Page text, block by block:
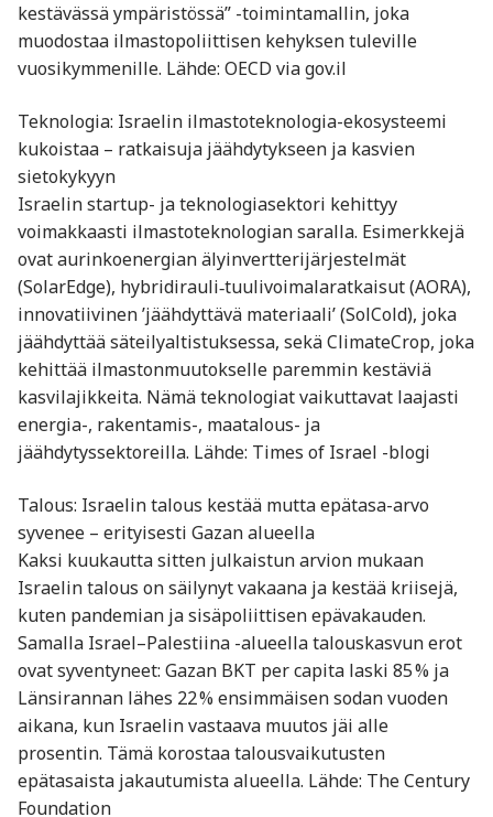
kestävässä ympäristössä” -toimintamallin, joka
muodostaa ilmastopoliittisen kehyksen tuleville
vuosikymmenille. Lähde: OECD via gov.il
Teknologia: Israelin ilmastoteknologia-ekosysteemi
kukoistaa – ratkaisuja jäähdytykseen ja kasvien
sietokykyyn
Israelin startup- ja teknologiasektori kehittyy
voimakkaasti ilmastoteknologian saralla. Esimerkkejä
ovat aurinkoenergian älyinvertterijärjestelmät
(SolarEdge), hybridirauli‑tuulivoimalaratkaisut (AORA),
innovatiivinen ’jäähdyttävä materiaali’ (SolCold), joka
jäähdyttää säteilyaltistuksessa, sekä ClimateCrop, joka
kehittää ilmastonmuutokselle paremmin kestäviä
kasvilajikkeita. Nämä teknologiat vaikuttavat laajasti
energia-, rakentamis-, maatalous- ja
jäähdytyssektoreilla. Lähde: Times of Israel -blogi
Talous: Israelin talous kestää mutta epätasa-arvo
syvenee – erityisesti Gazan alueella
Kaksi kuukautta sitten julkaistun arvion mukaan
Israelin talous on säilynyt vakaana ja kestää kriisejä,
kuten pandemian ja sisäpoliittisen epävakauden.
Samalla Israel–Palestiina -alueella talouskasvun erot
ovat syventyneet: Gazan BKT per capita laski 85 % ja
Länsirannan lähes 22 % ensimmäisen sodan vuoden
aikana, kun Israelin vastaava muutos jäi alle
prosentin. Tämä korostaa talousvaikutusten
epätasaista jakautumista alueella. Lähde: The Century
Foundation